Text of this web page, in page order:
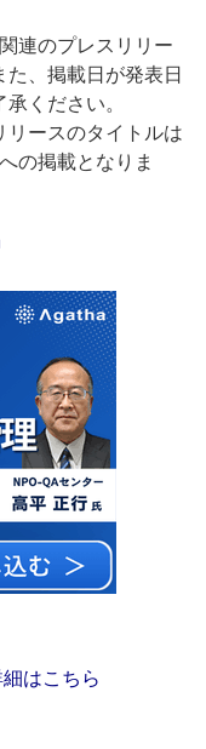
連のプレスリリー
、掲載日が発表日
ください。
リースのタイトルは
の掲載となりま
はこちら